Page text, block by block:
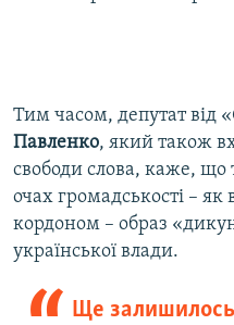
Тим часом, депутат від
Павленко, який також
свободи слова, каже, що
очах громадськості – як
кордоном – образ
української влади.
Ще залишилось